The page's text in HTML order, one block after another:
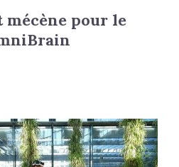
mécène pour le